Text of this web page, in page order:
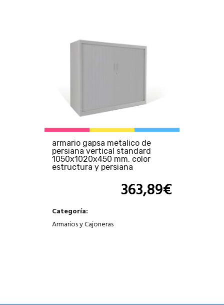
armario gapsa metalico de
persiana vertical standard
1050x1020x450 mm. color
estructura y persiana
363,89€
Categoría:
Armarios y Cajoneras